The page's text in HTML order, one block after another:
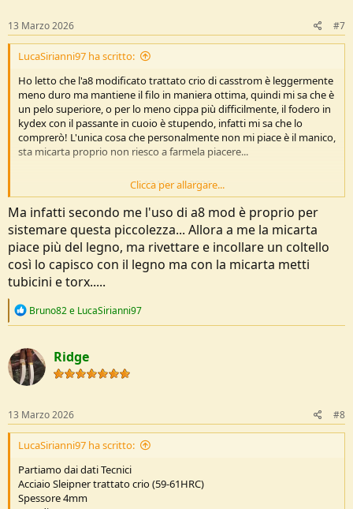
s
:
13 Marzo 2026 #7
LucaSirianni97 ha scritto:
Ho letto che l'a8 modificato trattato crio di casstrom è leggermente
meno duro ma mantiene il filo in maniera ottima, quindi mi sa che è
un pelo superiore, o per lo meno cippa più difficilmente, il fodero in
kydex con il passante in cuoio è stupendo, infatti mi sa che lo
comprerò! L'unica cosa che personalmente non mi piace è il manico,
sta micarta proprio non riesco a farmela piacere...
---13 Marzo 2026---
Si, sono rimasto piacevolmente sorpreso dalla cordialità e dalla
rapidità della decisione, ho mandato le foto per mostrare i difetti del
filo e del fodero, hanno detto "il fodero te ne mandiamo un altro, il
coltello dovresti mandarlo qui per vedere cosa c'è, poterlo sistemare
e te lo rimanderemo." Semplice facile e veloce. Ogni mia e-mail ha
avuto risposta entro minuti, un servizio clienti veramente micidiale.
L'hanno annunciata una settimana dopo che mi è arrivato il mio gli
ho quasi bestemmiato sotto il post instagram
Clicca per allargare...
Ma infatti secondo me l'uso di a8 mod è proprio per
sistemare questa piccolezza... Allora a me la micarta
piace più del legno, ma rivettare e incollare un coltello
così lo capisco con il legno ma con la micarta metti
tubicini e torx.....
R
c
t
i
o
s
:
Bruno82e LucaSirianni97
Ridge
13 Marzo 2026 #8
LucaSirianni97 ha scritto:
Partiamo dai dati Tecnici
Acciaio Sleipner trattato crio (59-61HRC)
Spessore 4mm